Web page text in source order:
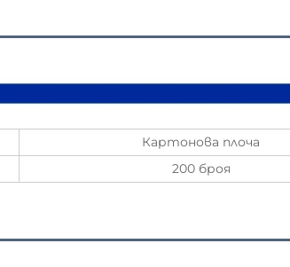
Картонова плоча
200 броя